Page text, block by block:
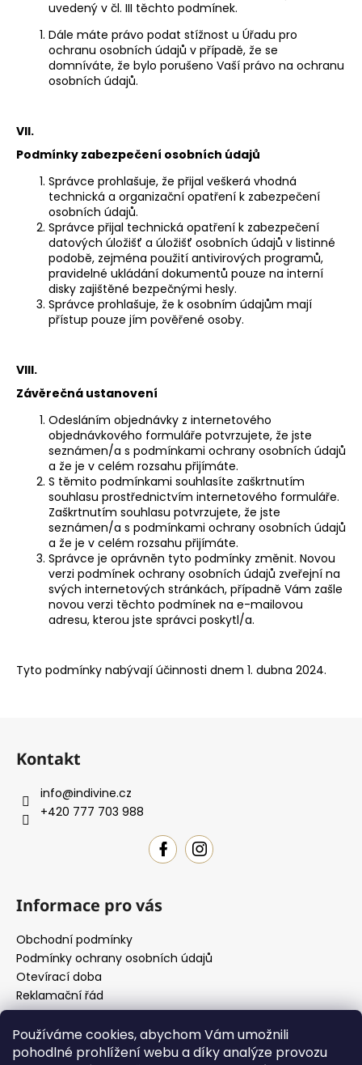
Používáme cookies, abychom Vám umožnili
pohodlné prohlížení webu a díky analýze provozu
uvedený v čl. III těchto podmínek.
Dále máte právo podat stížnost u Úřadu pro
ochranu osobních údajů v případě, že se
domníváte, že bylo porušeno Vaší právo na ochranu
osobních údajů.
VII.
Podmínky zabezpečení osobních údajů
Správce prohlašuje, že přijal veškerá vhodná
technická a organizační opatření k zabezpečení
osobních údajů.
Správce přijal technická opatření k zabezpečení
datových úložišť a úložišť osobních údajů v listinné
podobě, zejména použití antivirových programů,
pravidelné ukládání dokumentů pouze na interní
disky zajištěné bezpečnými hesly.
Správce prohlašuje, že k osobním údajům mají
přístup pouze jím pověřené osoby.
VIII.
Závěrečná ustanovení
Odesláním objednávky z internetového
objednávkového formuláře potvrzujete, že jste
seznámen/a s podmínkami ochrany osobních údajů
a že je v celém rozsahu přijímáte.
S těmito podmínkami souhlasíte zaškrtnutím
souhlasu prostřednictvím internetového formuláře.
Zaškrtnutím souhlasu potvrzujete, že jste
seznámen/a s podmínkami ochrany osobních údajů
a že je v celém rozsahu přijímáte.
Správce je oprávněn tyto podmínky změnit. Novou
verzi podmínek ochrany osobních údajů zveřejní na
svých internetových stránkách, případně Vám zašle
novou verzi těchto podmínek na e-mailovou
adresu, kterou jste správci poskytl/a.
Tyto podmínky nabývají účinnosti dnem 1. dubna 2024.
Kontakt
info@indivine.cz
+420 777 703 988
Informace pro vás
Obchodní podmínky
Podmínky ochrany osobních údajů
Otevírací doba
Reklamační řád
Jak si vybrat